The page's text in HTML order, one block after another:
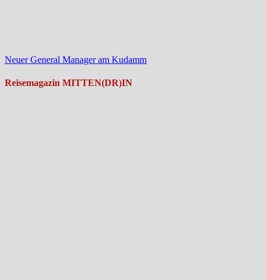
Neuer General Manager am Kudamm
Reisemagazin MITTEN(DR)IN